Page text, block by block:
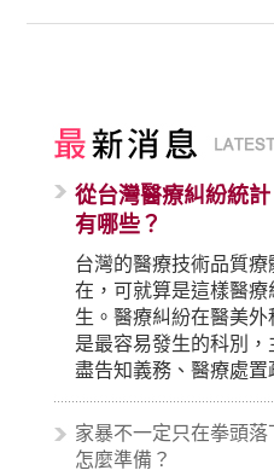
從台灣醫療糾紛統
有哪些？
台灣的醫療技術品質
在，可就算是這樣醫
生。醫療糾紛在醫美
是最容易發生的科別
盡告知義務、醫療處
顧失當、醫療費用的收
生與病患之間引起的
例中最後都走向訴訟流
家暴不一定只在拳頭
怎麼準備？